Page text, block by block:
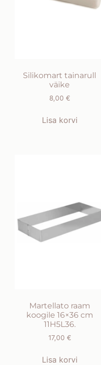
Silikomart tainarull
väike
8,00 €
Lisa korvi
Martellato raam
koogile 16×36 cm
11H5L36.
17,00 €
Lisa korvi